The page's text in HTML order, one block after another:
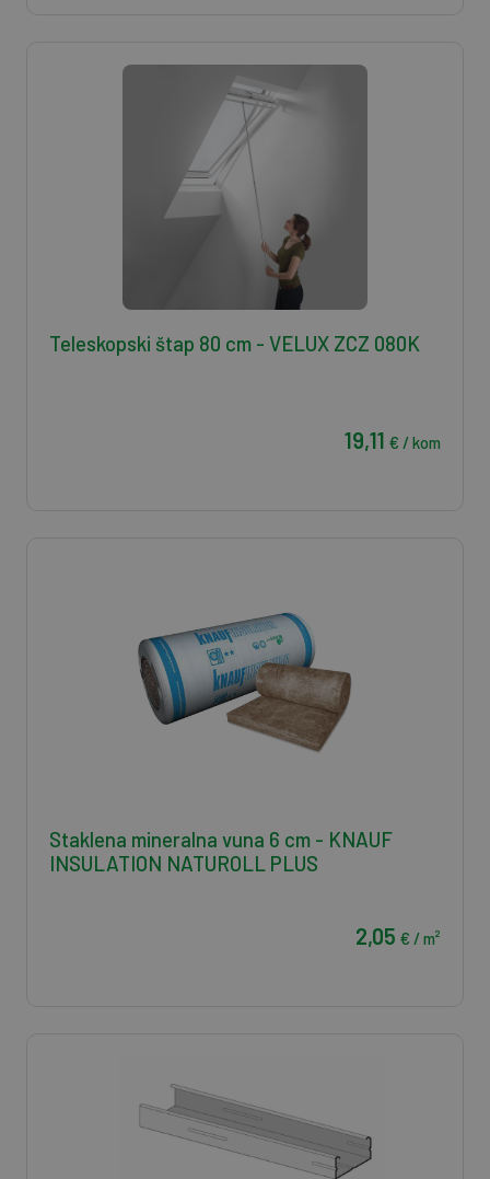
Teleskopski štap 80 cm - VELUX ZCZ 080K
19,11 € / kom
Staklena mineralna vuna 6 cm - KNAUF
INSULATION NATUROLL PLUS
2,05 € / m²